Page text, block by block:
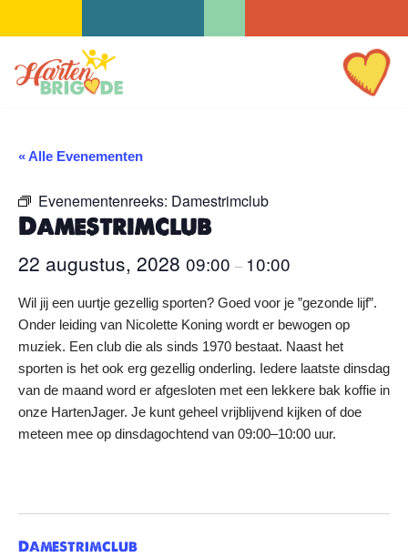
Ga
inhoud
« Alle Evenementen
Evenementenreeks: Damestrimclub
Damestrimclub
22 augustus, 2028 09:00 – 10:00
Wil jij een uurtje gezellig sporten? Goed voor je ”gezonde lijf”.
Onder leiding van Nicolette Koning wordt er bewogen op
muziek. Een club die als sinds 1970 bestaat. Naast het
sporten is het ook erg gezellig onderling. Iedere laatste dinsdag
van de maand word er afgesloten met een lekkere bak koffie in
onze HartenJager. Je kunt geheel vrijblijvend kijken of doe
meteen mee op dinsdagochtend van 09:00–10:00 uur.
Damestrimclub